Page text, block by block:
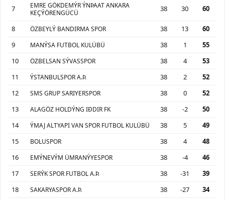
7
EMRE GÖKDEMÝR ÝNÞAAT ANKARA
KEÇÝÖRENGÜCÜ
38 30 60
8 ÖZBEYLÝ BANDIRMA SPOR 38 13
60
9
MANÝSA FUTBOL KULÜBÜ 38 1
55
10
ÖZBELSAN SÝVASSPOR 38 4
53
11
ÝSTANBULSPOR A.Þ. 38 2
52
12
SMS GRUP SARIYERSPOR 38 0
52
13
ALAGÖZ HOLDÝNG IÐDIR FK 38 -2
50
14
ÝMAJ ALTYAPI VAN SPOR FUTBOL KULÜBÜ 38 5
49
15
BOLUSPOR 38 4
48
16
EMÝNEVÝM ÜMRANÝYESPOR 38 -4
46
17
SERÝK SPOR FUTBOL A.Þ. 38 -31
39
18
SAKARYASPOR A.Þ. 38 -27
34